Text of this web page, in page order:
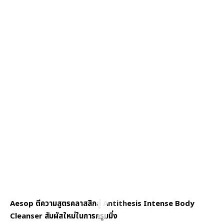
Aesop ตีความสูตรคลาสสิกสู่ Antithesis Intense Body
Cleanser สัมผัสใหม่ในการกรูมมิ่ง